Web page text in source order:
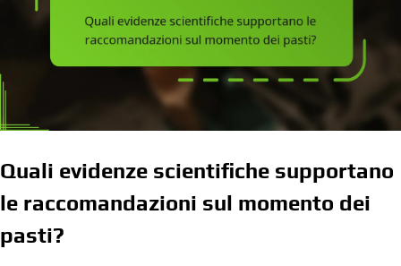
Quali evidenze scientifiche supportano
le raccomandazioni sul momento dei
pasti?